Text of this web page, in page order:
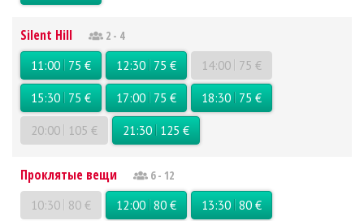
Silent Hill
2 - 4
11:00 75 € 12:30 75 € 14:00 75 €
15:30 75 € 17:00 75 € 18:30 75 €
20:00 105 € 21:30 125 €
Проклятые вещи
6 - 12
10:30 80 € 12:00 80 € 13:30 80 €